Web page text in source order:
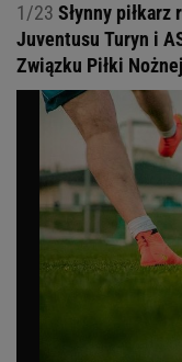
1/23 Słynny
Juventusu Turyn i
Związku Piłki